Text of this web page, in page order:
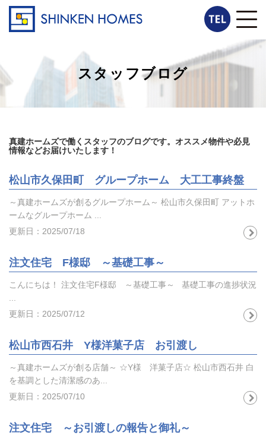
スタッフブログ
真建ホームズで働くスタッフのブログです。オススメ物件や必見
情報などお届けいたします！
松山市久保田町 グループホーム 大工工事終盤
～真建ホームズが創るグループホーム～ 松山市久保田町 アットホ
ームなグループホーム ...
更新日：2025/07/18
注文住宅 F様邸 ～基礎工事～
こんにちは！ 注文住宅F様邸 ～基礎工事～ 基礎工事の進捗状況
更新日：2025/07/12
松山市西石井 Y様洋菓子店 お引渡し
～真建ホームズが創る店舗～ ☆Y様 洋菓子店☆ 松山市西石井 白
を基調とした清潔感のあ...
更新日：2025/07/10
注文住宅 ～お引渡しの報告と御礼～